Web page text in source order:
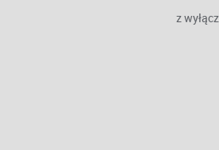
z